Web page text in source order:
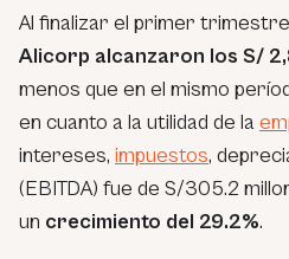
Al finalizar el primer
Alicorp alcanzaron los S/
menos que en el mismo
en cuanto a la utilidad de la
intereses, impuestos,
(EBITDA) fue de S/305.2
un crecimiento del 29.2%.